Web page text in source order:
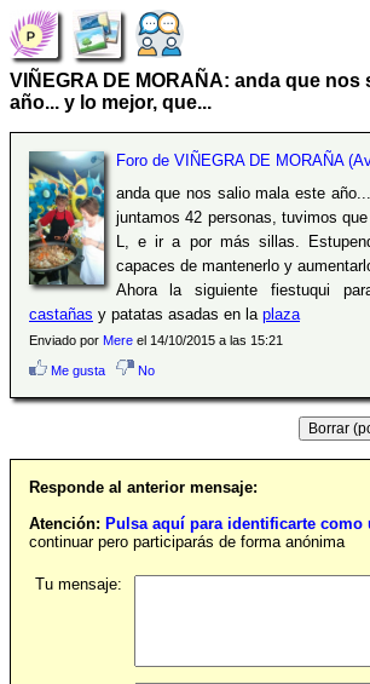
VIÑEGRA DE MORAÑA: anda que nos
año... y lo mejor, que...
Foro de VIÑEGRA DE MORAÑA
anda que nos salio mala este
juntamos 42 personas, tuvimos
L, e ir a por más sillas.
capaces de mantenerlo y
Ahora la siguiente fiestuqui
castañas y patatas asadas en la plaza
Enviado por Mere el 14/10/2015 a las 15:21
Me gusta No
Responde al anterior mensaje:
Atención: Pulsa aquí para identificarte como
continuar pero participarás de forma anónima
Tu mensaje: